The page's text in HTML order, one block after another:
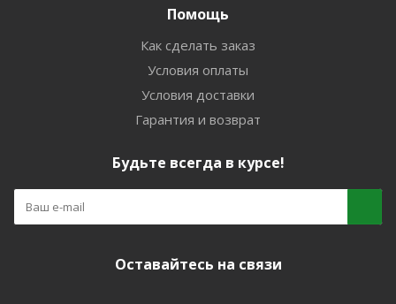
Помощь
Как сделать заказ
Условия оплаты
Условия доставки
Гарантия и возврат
Будьте всегда в курсе!
Оставайтесь на связи